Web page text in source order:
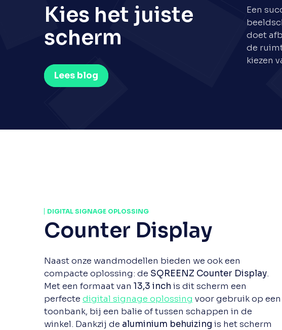
Kies het juiste
scherm
Lees blog
Een
doet
de
kiezen
DIGITAL SIGNAGE OPLOSSING
Counter Display
Naast onze wandmodellen bieden we ook een
compacte oplossing: de SQREENZ Counter Display.
Met een formaat van 13,3 inch is dit scherm een
perfecte digital signage oplossing voor gebruik op een
toonbank, bij een balie of tussen schappen in de
winkel. Dankzij de aluminium behuizing is het scherm